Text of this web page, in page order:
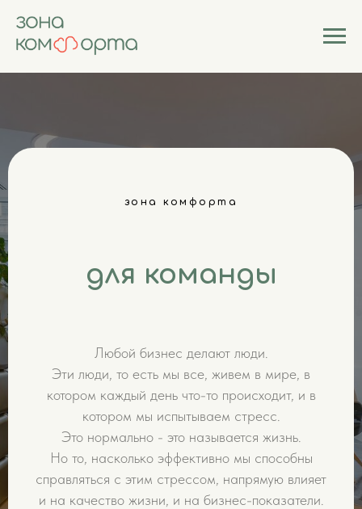
зона комфорта
для команды
Любой бизнес делают люди.
Эти люди, то есть мы все, живем в мире, в
котором каждый день что-то происходит, и в
котором мы испытываем стресс.
Это нормально - это называется жизнь.
Но то, насколько эффективно мы способны
справляться с этим стрессом, напрямую влияет
и на качество жизни, и на бизнес-показатели.